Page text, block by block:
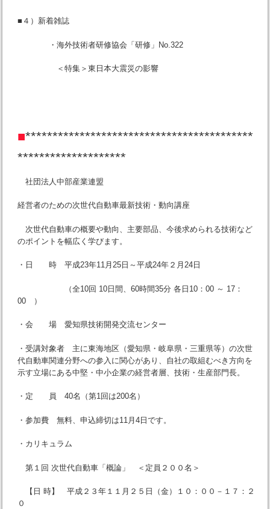
■４）新着雑誌
・海外技術者研修協会「研修」No.322
＜特集＞東日本大震災の影響
■******************************************
********************
社団法人中部産業連盟
経営者のための次世代自動車最新技術・動向講座
次世代自動車の概要や動向、主要部品、今後求められる技術など
のポイントを幅広く学びます。
・日 時 平成23年11月25日～平成24年２月24日
（全10回 10日間、60時間35分 各日10：00 ～ 17：
00 ）
・会 場 愛知県技術開発交流センター
・受講対象者 主に東海地区（愛知県・岐阜県・三重県等）の次世
代自動車関連分野への参入に関心があり、自社の取組むべき方向を
示す立場にある中堅・中小企業の経営者層、技術・生産部門長。
・定 員 40名（第1回は200名）
・参加費 無料、申込締切は11月4日です。
・カリキュラム
第１回 次世代自動車「概論」 ＜定員２００名＞
【日 時】 平成２３年１１月２５日（金）１０：００－１７：２
０